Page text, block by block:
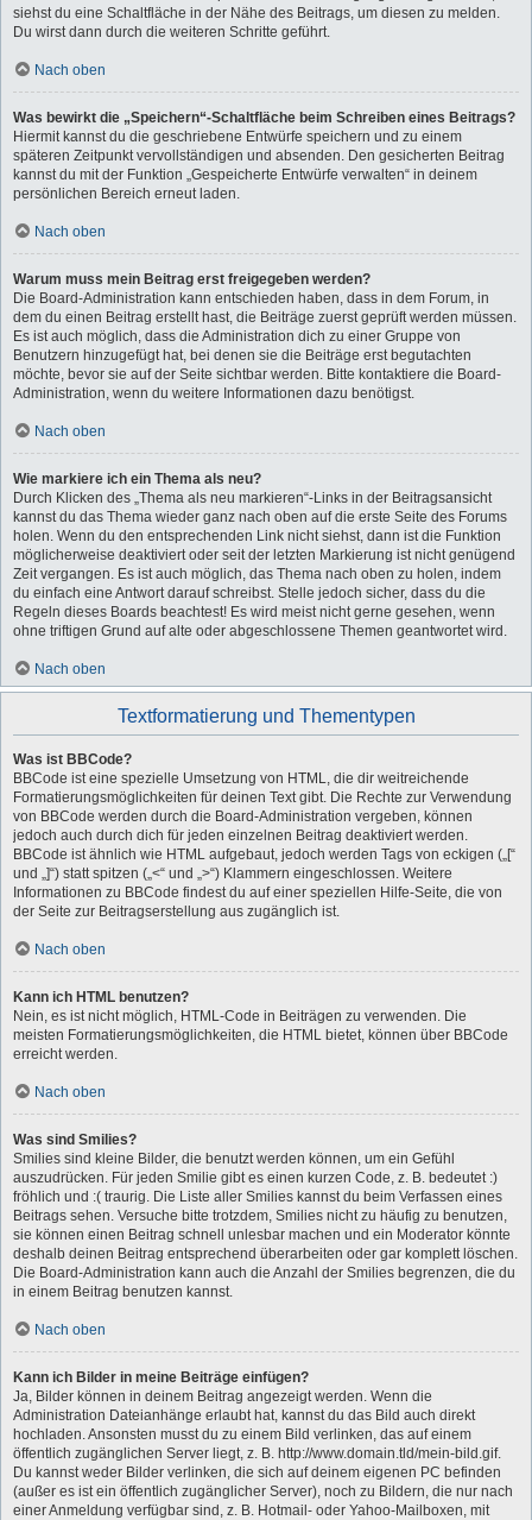
siehst du eine Schaltfläche in der Nähe des Beitrags, um diesen zu melden.
Du wirst dann durch die weiteren Schritte geführt.
Nach oben
Was bewirkt die „Speichern“-Schaltfläche beim Schreiben eines Beitrags?
Hiermit kannst du die geschriebene Entwürfe speichern und zu einem
späteren Zeitpunkt vervollständigen und absenden. Den gesicherten Beitrag
kannst du mit der Funktion „Gespeicherte Entwürfe verwalten“ in deinem
persönlichen Bereich erneut laden.
Nach oben
Warum muss mein Beitrag erst freigegeben werden?
Die Board-Administration kann entschieden haben, dass in dem Forum, in
dem du einen Beitrag erstellt hast, die Beiträge zuerst geprüft werden müssen.
Es ist auch möglich, dass die Administration dich zu einer Gruppe von
Benutzern hinzugefügt hat, bei denen sie die Beiträge erst begutachten
möchte, bevor sie auf der Seite sichtbar werden. Bitte kontaktiere die Board-
Administration, wenn du weitere Informationen dazu benötigst.
Nach oben
Wie markiere ich ein Thema als neu?
Durch Klicken des „Thema als neu markieren“-Links in der Beitragsansicht
kannst du das Thema wieder ganz nach oben auf die erste Seite des Forums
holen. Wenn du den entsprechenden Link nicht siehst, dann ist die Funktion
möglicherweise deaktiviert oder seit der letzten Markierung ist nicht genügend
Zeit vergangen. Es ist auch möglich, das Thema nach oben zu holen, indem
du einfach eine Antwort darauf schreibst. Stelle jedoch sicher, dass du die
Regeln dieses Boards beachtest! Es wird meist nicht gerne gesehen, wenn
ohne triftigen Grund auf alte oder abgeschlossene Themen geantwortet wird.
Nach oben
Textformatierung und Thementypen
Was ist BBCode?
BBCode ist eine spezielle Umsetzung von HTML, die dir weitreichende
Formatierungsmöglichkeiten für deinen Text gibt. Die Rechte zur Verwendung
von BBCode werden durch die Board-Administration vergeben, können
jedoch auch durch dich für jeden einzelnen Beitrag deaktiviert werden.
BBCode ist ähnlich wie HTML aufgebaut, jedoch werden Tags von eckigen („[“
und „]“) statt spitzen („<“ und „>“) Klammern eingeschlossen. Weitere
Informationen zu BBCode findest du auf einer speziellen Hilfe-Seite, die von
der Seite zur Beitragserstellung aus zugänglich ist.
Nach oben
Kann ich HTML benutzen?
Nein, es ist nicht möglich, HTML-Code in Beiträgen zu verwenden. Die
meisten Formatierungsmöglichkeiten, die HTML bietet, können über BBCode
erreicht werden.
Nach oben
Was sind Smilies?
Smilies sind kleine Bilder, die benutzt werden können, um ein Gefühl
auszudrücken. Für jeden Smilie gibt es einen kurzen Code, z. B. bedeutet :)
fröhlich und :( traurig. Die Liste aller Smilies kannst du beim Verfassen eines
Beitrags sehen. Versuche bitte trotzdem, Smilies nicht zu häufig zu benutzen,
sie können einen Beitrag schnell unlesbar machen und ein Moderator könnte
deshalb deinen Beitrag entsprechend überarbeiten oder gar komplett löschen.
Die Board-Administration kann auch die Anzahl der Smilies begrenzen, die du
in einem Beitrag benutzen kannst.
Nach oben
Kann ich Bilder in meine Beiträge einfügen?
Ja, Bilder können in deinem Beitrag angezeigt werden. Wenn die
Administration Dateianhänge erlaubt hat, kannst du das Bild auch direkt
hochladen. Ansonsten musst du zu einem Bild verlinken, das auf einem
öffentlich zugänglichen Server liegt, z. B. http://www.domain.tld/mein-bild.gif.
Du kannst weder Bilder verlinken, die sich auf deinem eigenen PC befinden
(außer es ist ein öffentlich zugänglicher Server), noch zu Bildern, die nur nach
einer Anmeldung verfügbar sind, z. B. Hotmail- oder Yahoo-Mailboxen, mit